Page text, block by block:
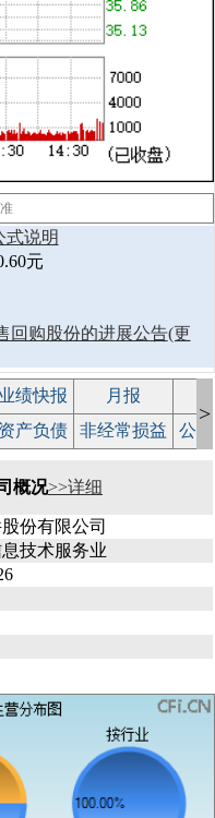
式说明
元
回购股份的进展公告(更
业绩快报 月报
资产负债 非经常损益 公
>
概况>>详细
份有限公司
技术服务业